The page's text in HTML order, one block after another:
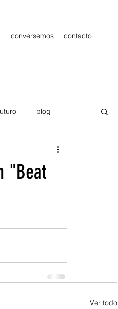
conversemos contacto
blog
Publicidad
"Beat
Ver todo